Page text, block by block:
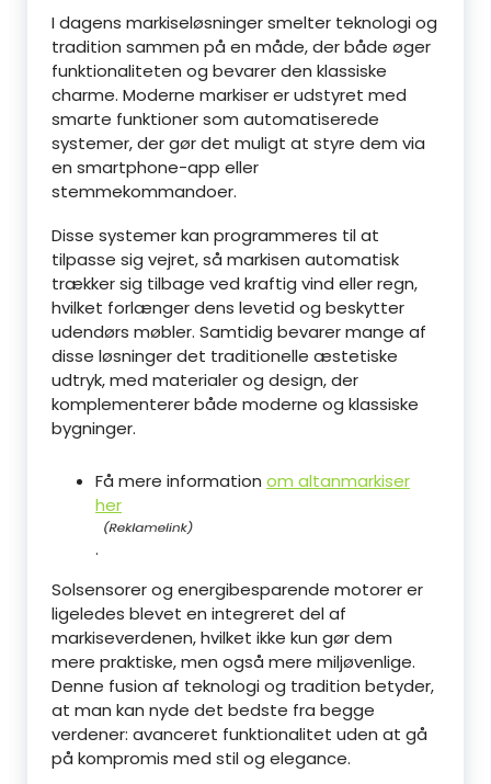
I dagens markiseløsninger smelter teknologi og
tradition sammen på en måde, der både øger
funktionaliteten og bevarer den klassiske
charme. Moderne markiser er udstyret med
smarte funktioner som automatiserede
systemer, der gør det muligt at styre dem via
en smartphone-app eller
stemmekommandoer.
Disse systemer kan programmeres til at
tilpasse sig vejret, så markisen automatisk
trækker sig tilbage ved kraftig vind eller regn,
hvilket forlænger dens levetid og beskytter
udendørs møbler. Samtidig bevarer mange af
disse løsninger det traditionelle æstetiske
udtryk, med materialer og design, der
komplementerer både moderne og klassiske
bygninger.
Få mere information om altanmarkiser
her
.
Solsensorer og energibesparende motorer er
ligeledes blevet en integreret del af
markiseverdenen, hvilket ikke kun gør dem
mere praktiske, men også mere miljøvenlige.
Denne fusion af teknologi og tradition betyder,
at man kan nyde det bedste fra begge
verdener: avanceret funktionalitet uden at gå
på kompromis med stil og elegance.